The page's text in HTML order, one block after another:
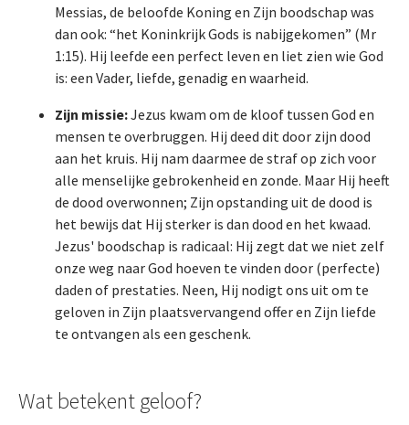
Messias, de beloofde Koning en Zijn boodschap was
dan ook: “het Koninkrijk Gods is nabijgekomen” (Mr
1:15). Hij leefde een perfect leven en liet zien wie God
is: een Vader, liefde, genadig en waarheid.
Zijn missie:Jezus kwam om de kloof tussen God en
mensen te overbruggen. Hij deed dit door zijn dood
aan het kruis. Hij nam daarmee de straf op zich voor
alle menselijke gebrokenheid en zonde. Maar Hij heeft
de dood overwonnen; Zijn opstanding uit de dood is
het bewijs dat Hij sterker is dan dood en het kwaad.
Jezus' boodschap is radicaal: Hij zegt dat we niet zelf
onze weg naar God hoeven te vinden door (perfecte)
daden of prestaties. Neen, Hij nodigt ons uit om te
geloven in Zijn plaatsvervangend offer en Zijn liefde
te ontvangen als een geschenk.
Wat betekent geloof?